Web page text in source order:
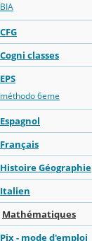
BIA
CFG
Cogni classes
EPS
méthodo 6eme
Espagnol
Français
Histoire Géographie
Italien
Mathématiques
Pix - mode d'emploi